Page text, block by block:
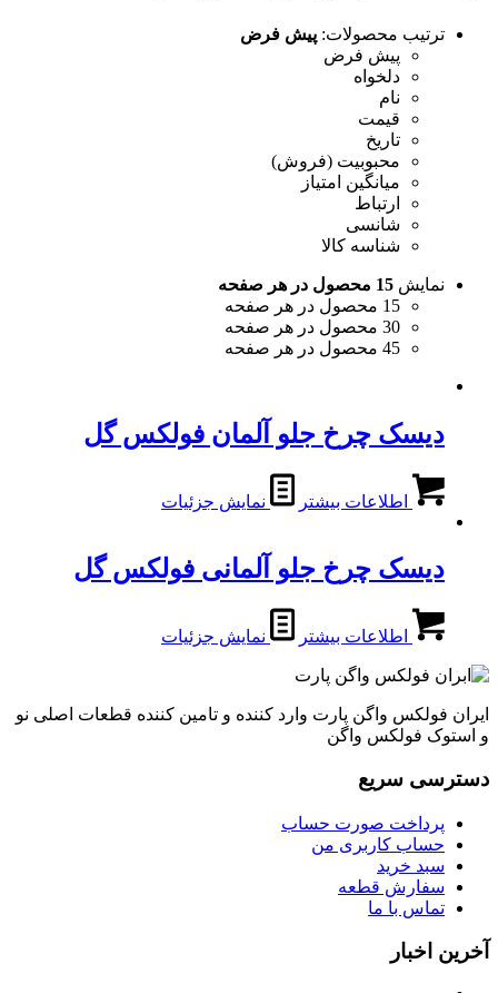
ترتیب محصولات: پیش فرض
پیش فرض
دلخواه
نام
قیمت
تاریخ
محبوبیت (فروش)
میانگین امتیاز
ارتباط
شانسی
شناسه کالا
نمایش 15 محصول در هر صفحه
15 محصول در هر صفحه
30 محصول در هر صفحه
45 محصول در هر صفحه
دیسک چرخ جلو آلمان فولکس گل
اطلاعات بیشتر نمایش جزئیات
دیسک چرخ جلو آلمانی فولکس گل
اطلاعات بیشتر نمایش جزئیات
ایران فولکس واگن پارت وارد کننده و تامین کننده قطعات اصلی نو
و استوک فولکس واگن
دسترسی سریع
پرداخت صورت حساب
حساب کاربری من
سبد خرید
سفارش قطعه
تماس با ما
آخرین اخبار